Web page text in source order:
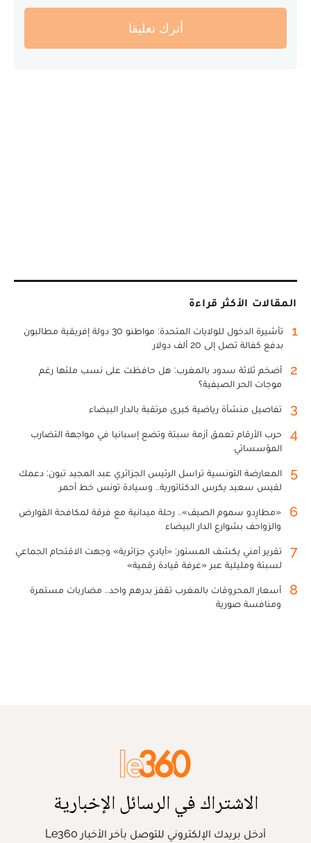
أترك تعليقا
المقالات الأكثر قراءة
1
تأشيرة الدخول للولايات المتحدة: مواطنو 30 دولة إفريقية مطالبون
بدفع كفالة تصل إلى 20 ألف دولار
2
أضخم ثلاثة سدود بالمغرب: هل حافظت على نسب ملئها رغم
موجات الحر الصيفية؟
3 تفاصيل منشأة رياضية كبرى مرتقبة بالدار البيضاء
4
حرب الأرقام تعمق أزمة سبتة وتضع إسبانيا في مواجهة التضارب
المؤسساتي
5
المعارضة التونسية تراسل الرئيس الجزائري عبد المجيد تبون: دعمك
لقيس سعيد يكرس الدكتاتورية.. وسيادة تونس خط أحمر
6
«مطارِدو سموم الصيف».. رحلة ميدانية مع فرقة لمكافحة القوارض
والزواحف بشوارع الدار البيضاء
7
تقرير أمني يكشف المستور: «أيادي جزائرية» وجهت الاقتحام الجماعي
لسبتة ومليلية عبر «غرفة قيادة رقمية»
8
أسعار المحروقات بالمغرب تقفز بدرهم واحد.. مضاربات مستمرة
ومنافسة صورية
الاشتراك في الرسائل الإخبارية
أدخل بريدك الإلكتروني للتوصل بآخر الأخبار Le360